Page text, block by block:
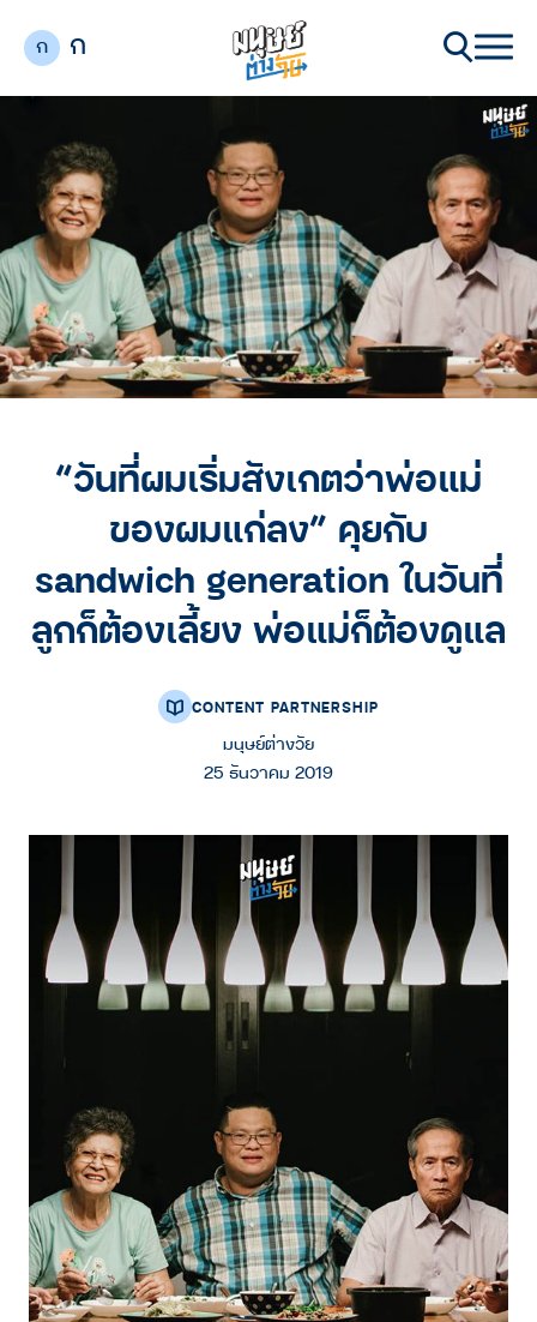
ก ก
“วันที่ผมเริ่มสังเกตว่าพ่อแม่
ของผมแก่ลง” คุยกับ
sandwich generation ในวันที่
ลูกก็ต้องเลี้ยง พ่อแม่ก็ต้องดูแล
CONTENT PARTNERSHIP
มนุษย์ต่างวัย
25 ธันวาคม 2019